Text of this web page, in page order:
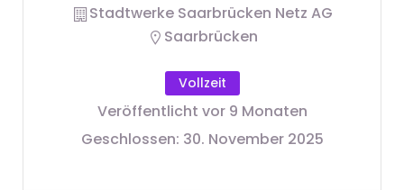
Stadtwerke Saarbrücken Netz AG
Saarbrücken
Vollzeit
Veröffentlicht vor 9 Monaten
Geschlossen: 30. November 2025